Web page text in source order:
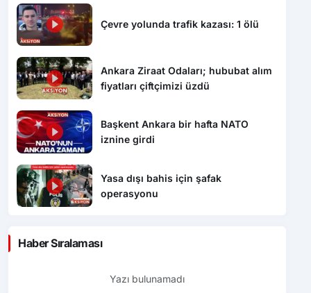
Çevre yolunda trafik kazası: 1 ölü
Ankara Ziraat Odaları; hububat alım
fiyatları çiftçimizi üzdü
Başkent Ankara bir hafta NATO
iznine girdi
Yasa dışı bahis için şafak
operasyonu
Haber Sıralaması
Yazı bulunamadı